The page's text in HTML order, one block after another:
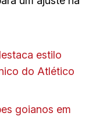
estilo
do Atlético
goianos em